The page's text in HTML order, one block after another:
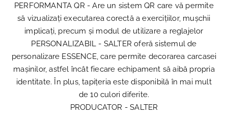
PERFORMANTA QR - Are un sistem QR care vă permite
să vizualizați executarea corectă a exercițiilor, mușchii
implicați, precum și modul de utilizare a reglajelor
PERSONALIZABIL - SALTER oferă sistemul de
personalizare ESSENCE, care permite decorarea carcasei
mașinilor, astfel încât fiecare echipament să aibă propria
identitate. În plus, tapițeria este disponibilă în mai mult
de 10 culori diferite.
PRODUCATOR - SALTER